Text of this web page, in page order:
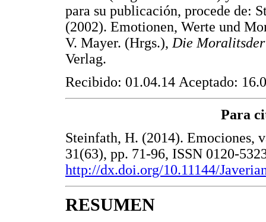
para su publicación, procede de:
(2002). Emotionen, Werte und
V. Mayer. (Hrgs.), Die
Verlag.
Recibido: 01.04.14 Aceptado:
Para
Steinfath, H. (2014). Emociones,
31(63), pp. 71-96, ISSN 0120-
http://dx.doi.org/10.11144/
RESUMEN